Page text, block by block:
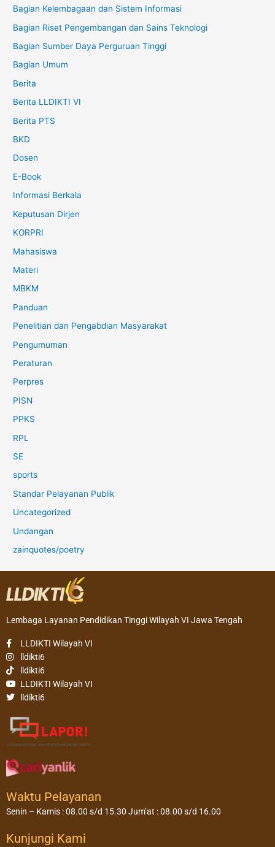
Bagian Kelembagaan dan Sistem Informasi
Bagian Riset Pengembangan dan Sains Teknologi
Bagian Sumber Daya Perguruan Tinggi
Bagian Umum
Berita
Berita LLDIKTI VI
Berita PTS
BKD
Dosen
E-Book
Informasi Berkala
Keputusan Dirjen
KORPRI
Mahasiswa
Materi
MBKM
Panduan
Penelitian dan Pengabdian Masyarakat
Pengumuman
Peraturan
Perpres
PISN
PPKS
RPL
SE
sports
Standar Pelayanan Publik
Uncategorized
Undangan
zainquotes/poetry
Lembaga Layanan Pendidikan Tinggi Wilayah VI Jawa Tengah
LLDIKTI Wilayah VI
lldikti6
lldikti6
LLDIKTI Wilayah VI
lldikti6
Waktu Pelayanan
Senin – Kamis : 08.00 s/d 15.30 Jum’at : 08.00 s/d 16.00
Kunjungi Kami